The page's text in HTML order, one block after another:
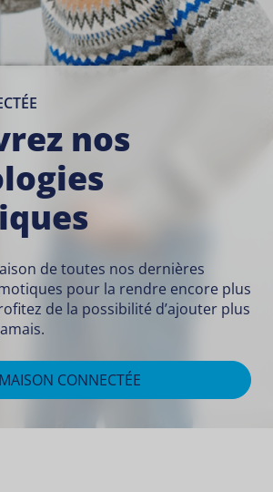
nos
de toutes nos dernières
pour la rendre encore plus
de la possibilité d’ajouter plus
MAISON CONNECTÉE